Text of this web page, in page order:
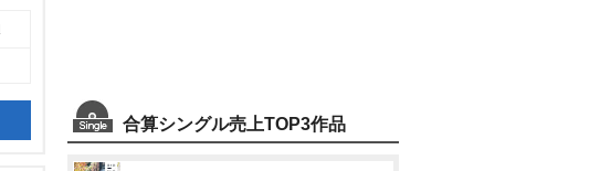
合算シングル売上TOP3作品